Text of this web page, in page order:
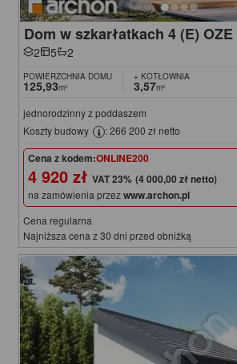
Dom w szkarłatkach 4 (E) OZE
2 5 2
POWIERZCHNIA DOMU
125,93m²
+ KOTŁOWNIA
3,57m²
jednorodzinny z poddaszem
Koszty budowy
: 266 200 zł netto
Cena z kodem:ONLINE200
4 920 zł (4 000,00 zł netto)
na zamówienia przezwww.archon.pl
Cena regularna
Najniższa cena z 30 dni przed obniżką